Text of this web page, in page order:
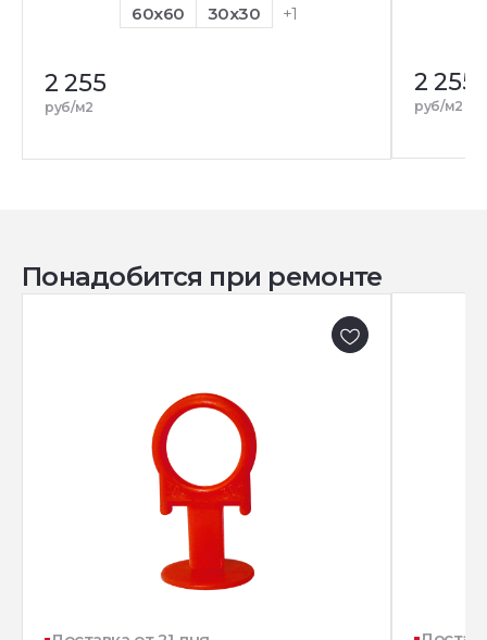
60x60 30x30 +1
2 255
руб/м2
2 255
руб/м2
Понадобится при ремонте